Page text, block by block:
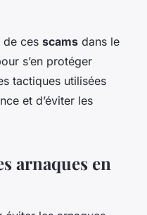
de ces scams dans le
s’en protéger
tactiques utilisées
et d’éviter les
arnaques en